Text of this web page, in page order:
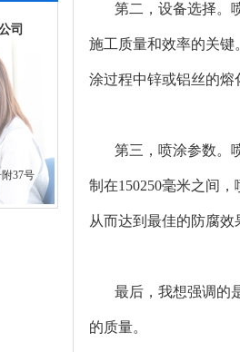
司
37号
第二，设备选择。
施工质量和效率的关
涂过程中锌或铝丝的熔
第三，喷涂参数。
制在150250毫米之间
从而达到最佳的防腐效
最后，我想强调的
的质量。